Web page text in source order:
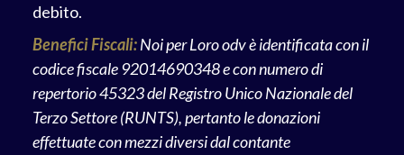
debito.
Benefici Fiscali:Noi per Loro odv è identificata con il
codice fiscale 92014690348 e con numero di
repertorio 45323 del Registro Unico Nazionale del
Terzo Settore (RUNTS), pertanto le donazioni
effettuate con mezzi diversi dal contante